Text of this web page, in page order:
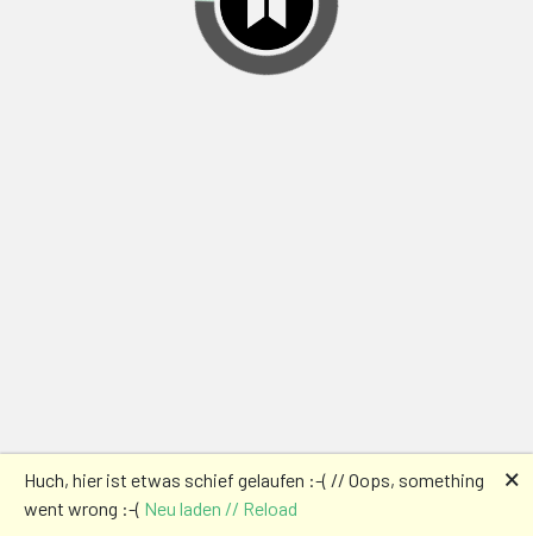
Huch, hier ist etwas schief gelaufen :-( // Oops, something
went wrong :-( Neu laden // Reload
🗙